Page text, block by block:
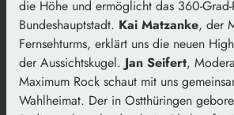
die Höhe und ermöglicht das 360-
Bundeshauptstadt. Kai Matzanke, der
Fernsehturms, erklärt uns die neuen
der Aussichtskugel. Jan Seifert,
Maximum Rock schaut mit uns
Wahlheimat. Der in Ostthüringen